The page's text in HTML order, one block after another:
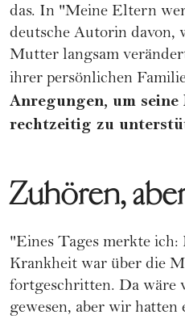
das. In "Meine Eltern
deutsche Autorin davon,
Mutter langsam
ihrer persönlichen
Anregungen, um
rechtzeitig zu
Zuhören,
"Eines Tages merkte ich:
Krankheit war über die
fortgeschritten. Da wäre
gewesen, aber wir hatten